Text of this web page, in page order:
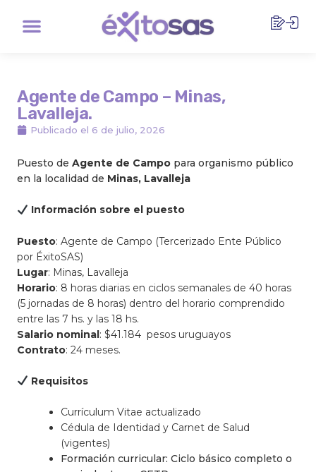
Menu
Agente de Campo – Minas,
Lavalleja.
Publicado el 6 de julio, 2026
Puesto de Agente de Campo para organismo público
en la localidad de Minas, Lavalleja
Información sobre el puesto
Puesto: Agente de Campo (Tercerizado Ente Público
por ÉxitoSAS)
Lugar: Minas, Lavalleja
Horario: 8 horas diarias en ciclos semanales de 40 horas
(5 jornadas de 8 horas) dentro del horario comprendido
entre las 7 hs. y las 18 hs.
Salario nominal: $41.184 pesos uruguayos
Contrato: 24 meses.
Requisitos
Currículum Vitae actualizado
Cédula de Identidad y Carnet de Salud
(vigentes)
Formación curricular: Ciclo básico completo o